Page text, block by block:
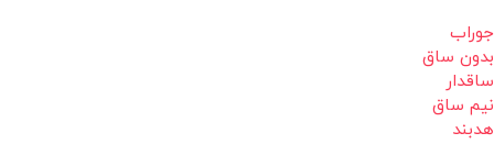
جوراب
بدون ساق
ساقدار
نیم ساق
هدبند